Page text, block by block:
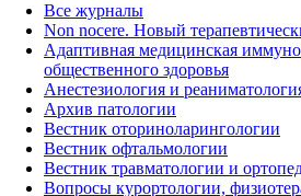
Все журналы
Non nocere. Новый
Адаптивная медицинская
общественного здоровья
Анестезиология и
Архив патологии
Вестник оториноларингологии
Вестник офтальмологии
Вестник травматологии и
Вопросы курортологии,